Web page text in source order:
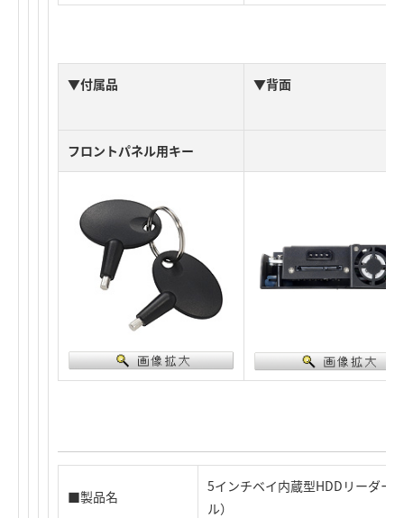
▼付属品 ▼背面
フロントパネル用キー
■製品名
5インチベイ内蔵型HDDリーダー
ル）